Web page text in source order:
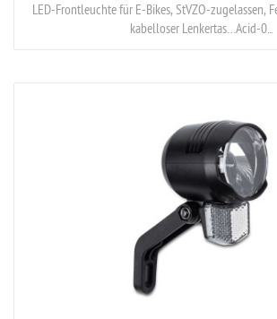
LED-Frontleuchte für E-Bikes, StVZO-zugelassen,
kabelloser Lenkertas…Acid-0...